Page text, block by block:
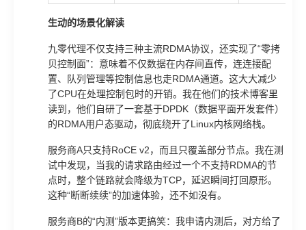
生动的场景化解读
九零代理不仅支持三种主流RDMA协议，还实现了“零拷
贝控制面”：意味着不仅数据在内存间直传，连连接配
置、队列管理等控制信息也走RDMA通道。这大大减少
了CPU在处理控制包时的开销。我在他们的技术博客里
读到，他们自研了一套基于DPDK（数据平面开发套件）
的RDMA用户态驱动，彻底绕开了Linux内核网络栈。
服务商A只支持RoCE v2，而且只覆盖部分节点。我在测
试中发现，当我的请求路由经过一个不支持RDMA的节
点时，整个链路就会降级为TCP，延迟瞬间打回原形。
这种“断断续续”的加速体验，还不如没有。
服务商B的“内测”版本更搞笑：我申请内测后，对方给了